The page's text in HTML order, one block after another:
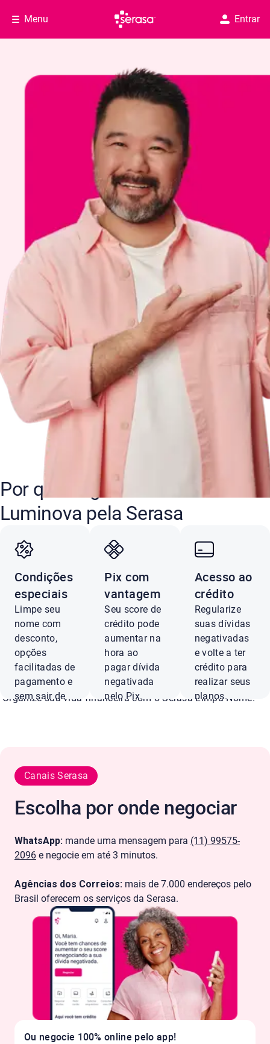
Menu Entrar
Negocie dívidas
Luminova com até
90% de desconto
Organize sua vida financeira com o Serasa Limpa Nome.
Conferir ofertas
Por que negociar suas dívidas
Luminova pela Serasa
Condições
especiais
Limpe seu
nome com
desconto,
opções
facilitadas de
pagamento e
sem sair de
Pix com
vantagem
Seu score de
crédito pode
aumentar na
hora ao
pagar dívida
negativada
pelo Pix.
Acesso ao
crédito
Regularize
suas dívidas
negativadas
e volte a ter
crédito para
realizar seus
planos.
Canais Serasa
Escolha por onde negociar
WhatsApp: mande uma mensagem para (11) 99575-
2096 e negocie em até 3 minutos.
Agências dos Correios: mais de 7.000 endereços pelo
Brasil oferecem os serviços da Serasa.
Ou negocie 100% online pelo app!